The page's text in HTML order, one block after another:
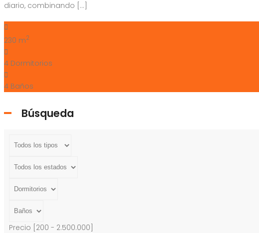
diario, combinando […]
230 m2
4 Dormitorios
4 Baños
Búsqueda
Precio [200 - 2.500.000]